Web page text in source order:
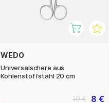
WEDO
Universalschere aus
Kohlenstoffstahl 20 cm
8 €
10 €